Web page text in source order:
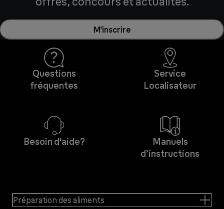
M’inscrire
Questions
fréquentes
Service
Localisateur
Besoin d'aide?
Manuels
d’instructions
Préparation des aliments